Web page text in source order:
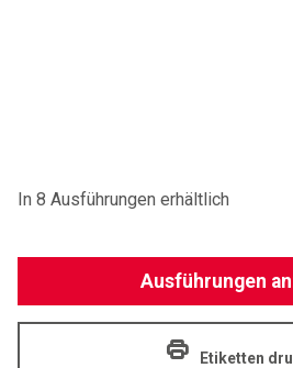
In 8 Ausführungen erhältlich
Ausführungen
Etiketten